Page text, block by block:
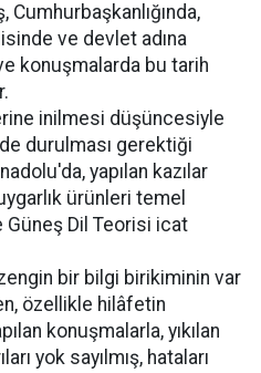
ve devlet adına
konuşmalarda bu tarih
inilmesi düşüncesiyle
durulması gerektiği
yapılan kazılar
ürünleri temel
Güneş Dil Teorisi icat
bir bilgi birikiminin var
özellikle hilâfetin
konuşmalarla, yıkılan
yok sayılmış, hataları